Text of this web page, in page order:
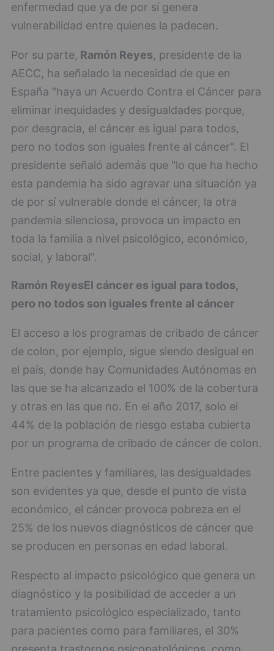
enfermedad que ya de por sí genera
vulnerabilidad entre quienes la padecen.
Por su parte, Ramón Reyes, presidente de la
AECC, ha señalado la necesidad de que en
España "haya un Acuerdo Contra el Cáncer para
eliminar inequidades y desigualdades porque,
por desgracia, el cáncer es igual para todos,
pero no todos son iguales frente al cáncer". El
presidente señaló además que "lo que ha hecho
esta pandemia ha sido agravar una situación ya
de por sí vulnerable donde el cáncer, la otra
pandemia silenciosa, provoca un impacto en
toda la familia a nivel psicológico, económico,
social, y laboral".
Ramón ReyesEl cáncer es igual para todos,
pero no todos son iguales frente al cáncer
El acceso a los programas de cribado de cáncer
de colon, por ejemplo, sigue siendo desigual en
el país, donde hay Comunidades Autónomas en
las que se ha alcanzado el 100% de la cobertura
y otras en las que no. En el año 2017, solo el
44% de la población de riesgo estaba cubierta
por un programa de cribado de cáncer de colon.
Entre pacientes y familiares, las desigualdades
son evidentes ya que, desde el punto de vista
económico, el cáncer provoca pobreza en el
25% de los nuevos diagnósticos de cáncer que
se producen en personas en edad laboral.
Respecto al impacto psicológico que genera un
diagnóstico y la posibilidad de acceder a un
tratamiento psicológico especializado, tanto
para pacientes como para familiares, el 30%